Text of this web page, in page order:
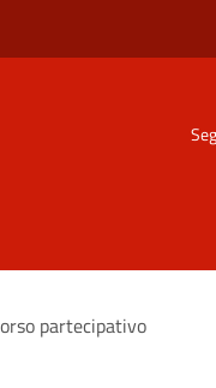
partecipativo